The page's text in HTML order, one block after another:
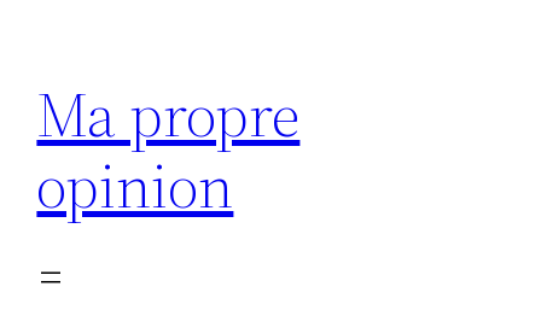
contenu
Ma propre
opinion